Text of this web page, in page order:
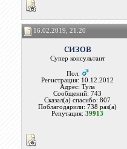
16.02.2019, 21:20
сизов
Супер консультант
Пол:
Регистрация: 10.12.2012
Адрес: Тула
Сообщений: 743
Сказал(а) спасибо: 807
Поблагодарили: 738 раз(а)
Репутация:39913